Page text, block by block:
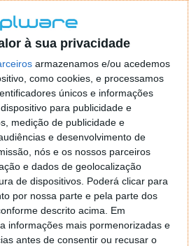
à sua privacidade
armazenamos e/ou acedemos
como cookies, e processamos
únicos e informações
para publicidade e
medição de publicidade e
e desenvolvimento de
nós e os nossos parceiros
e dados de geolocalização
de dispositivos. Poderá clicar para
por nossa parte e pela parte dos
descrito acima. Em
informações mais pormenorizadas e
antes de consentir ou recusar o
nos cartões de débito
microchip implantado na
ideia mirabolante, de acordo
em 2021, que envolveu
da União Europeia e do Reino
a possibilidade. Contudo,
questões como a invasão da